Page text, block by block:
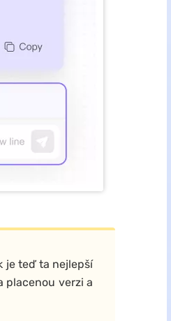
je teď ta nejlepší
placenou verzi a